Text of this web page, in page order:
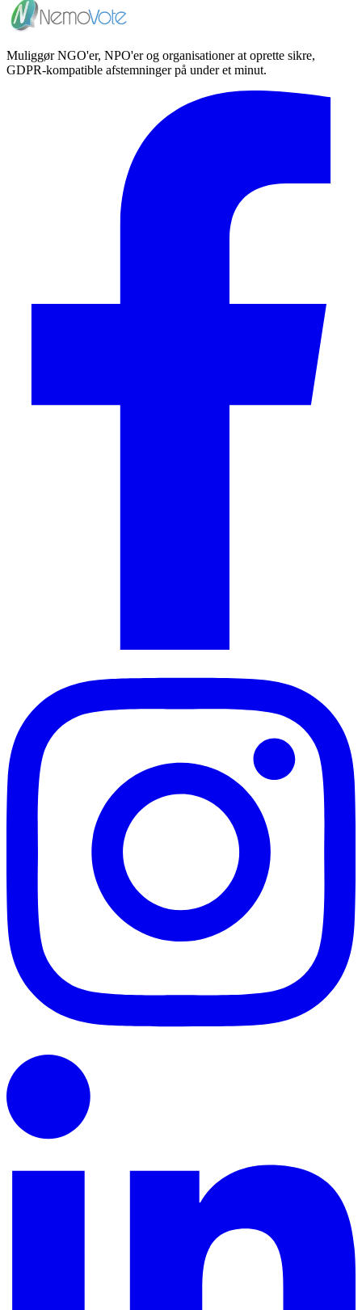
Muliggør NGO'er, NPO'er og organisationer at oprette sikre,
GDPR-kompatible afstemninger på under et minut.